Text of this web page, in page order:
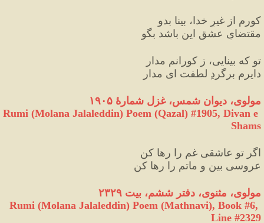
کورم از غیرِ خدا، بینا بدو
مقتضایِ عشق این باشد بگو
تو که بینایی، ز کورانم مدار
دایرم برگردِ لطفت ای مدار
مولوی، دیوان شمس، غزل شمارهٔ ۱۹۰۵
Rumi (Molana Jalaleddin) Poem (Qazal) #1905, Divan e
Shams
اگر تو عاشقی غم را رها کن
عروسی بین و ماتم را رها کن
مولوی، مثنوی، دفتر ششم، بیت ٢٣٢٩
Rumi (Molana Jalaleddin) Poem (Mathnavi), Book #6,
Line #2329